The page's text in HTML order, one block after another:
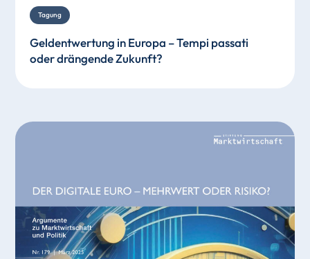
Tagung
Geldentwertung in Europa – Tempi passati
oder drängende Zukunft?